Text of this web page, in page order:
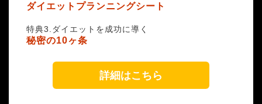
ダイエットプランニングシート
特典3.ダイエットを成功に導く
秘密の10ヶ条
詳細はこちら